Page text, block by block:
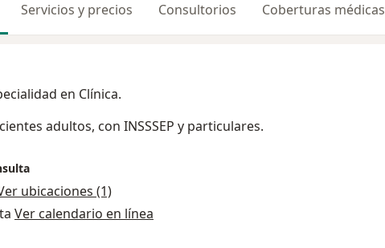
Servicios y precios Consultorios Coberturas médicas
en Clínica.
adultos, con INSSSEP y particulares.
ubicaciones (1)
Ver calendario en línea